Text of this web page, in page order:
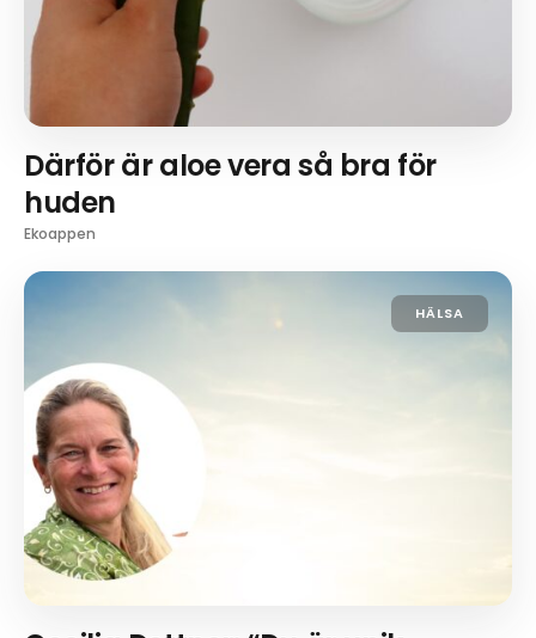
Därför är aloe vera så bra för
huden
Ekoappen
HÄLSA